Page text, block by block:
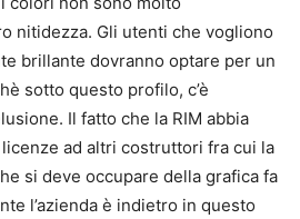
nitidezza. Gli utenti che vogliono
brillante dovranno optare per un
sotto questo profilo, c’è
Il fatto che la RIM abbia
ad altri costruttori fra cui la
si deve occupare della grafica fa
l’azienda è indietro in questo